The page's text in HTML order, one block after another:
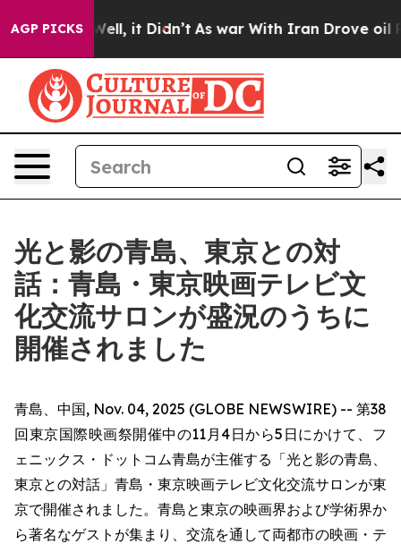
AGP PICKS
Well, it Didn’t As war With Iran Drove oil Prices
光と影の青島、東京との対
話：青島・東京映画テレビ文
化交流サロンが盛況のうちに
開催されました
青島、中国, Nov. 04, 2025 (GLOBE NEWSWIRE) -- 第38
回東京国際映画祭開催中の11月4日から5日にかけて、フ
ェニックス・ドットコム青島が主催する「光と影の青島、
東京との対話」青島・東京映画テレビ文化交流サロンが東
京で開催されました。青島と東京の映画界および学術界か
ら著名なゲストが集まり、交流を通して両都市の映画・テ